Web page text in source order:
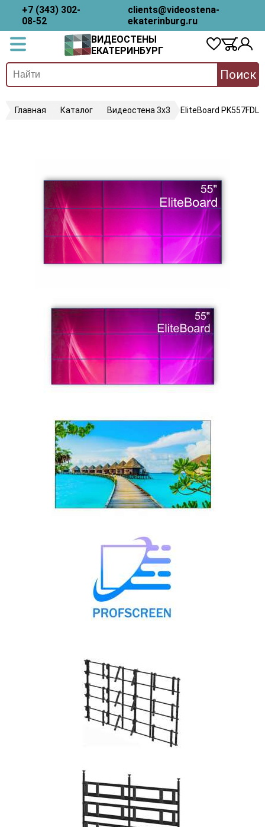
+7 (343) 302-
08-52
clients@videostena-
ekaterinburg.ru
ВИДЕОСТЕНЫ
ЕКАТЕРИНБУРГ
Поиск
Главная Каталог Видеостена 3х3 EliteBoard PK557FDLN